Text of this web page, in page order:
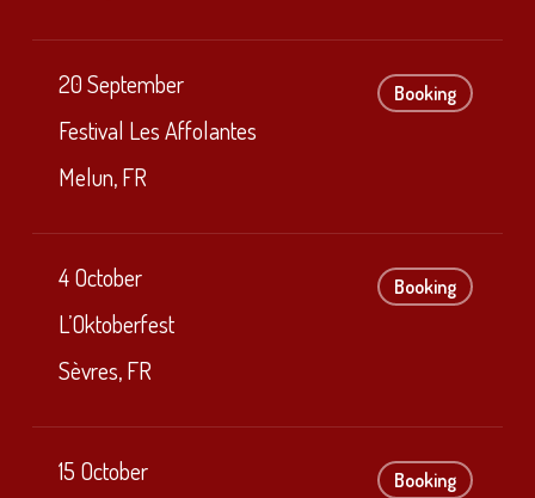
20 September
Festival Les Affolantes
Melun, FR
Booking
4 October
L’Oktoberfest
Sèvres, FR
Booking
15 October
Booking